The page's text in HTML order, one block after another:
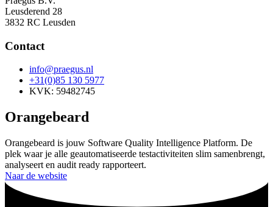
Leusderend 28
3832 RC Leusden
Contact
info@praegus.nl
+31(0)85 130 5977
KVK: 59482745
Orangebeard
Orangebeard is jouw Software Quality Intelligence Platform. De
plek waar je alle geautomatiseerde testactiviteiten slim samenbrengt,
analyseert en audit ready rapporteert.
Naar de website